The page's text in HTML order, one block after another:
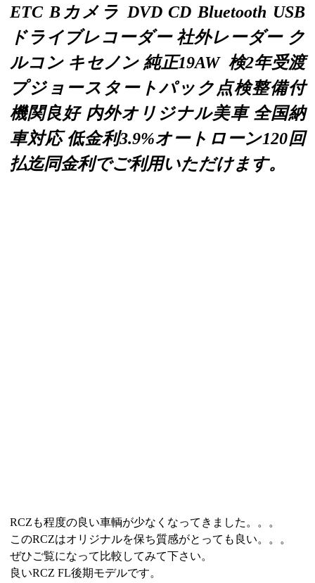
ETC Bカメラ DVD CD Bluetooth USB
ドライブレコーダー 社外レーダー ク
ルコン キセノン 純正19AW 検2年受渡
プジョースタートパック点検整備付
機関良好 内外オリジナル美車 全国納
車対応 低金利3.9%オートローン120回
払迄同金利でご利用いただけます。
RCZも程度の良い車輌が少なくなってきました。。。
このRCZはオリジナルを保ち質感がとっても良い。。。
ぜひご覧になって比較してみて下さい。
良いRCZ FL後期モデルです。